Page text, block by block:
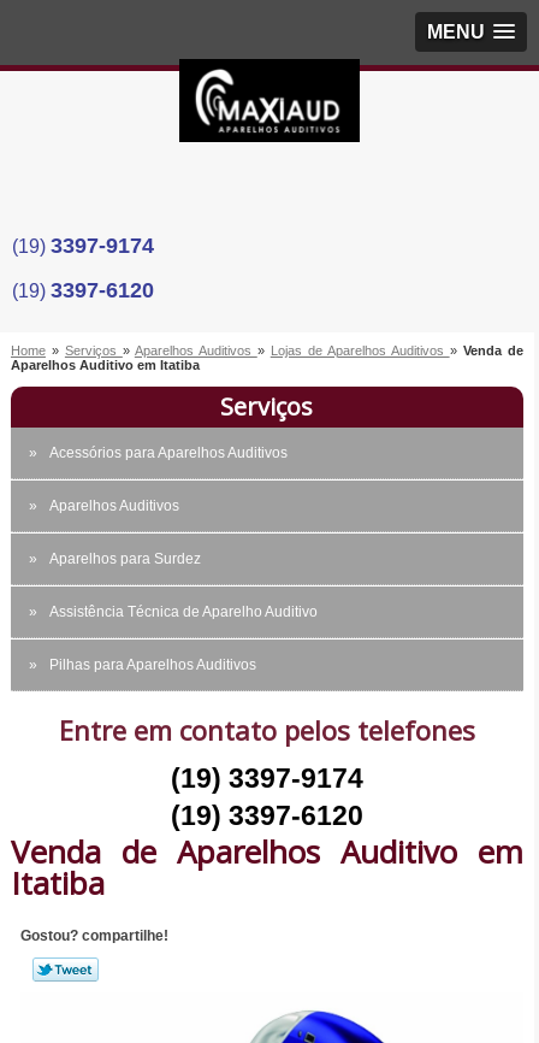
MENU
(19) 3397-9174
(19) 3397-6120
Home » Serviços » Aparelhos Auditivos » Lojas de Aparelhos Auditivos » Venda de
Aparelhos Auditivo em Itatiba
Serviços
Acessórios para Aparelhos Auditivos
Aparelhos Auditivos
Aparelhos para Surdez
Assistência Técnica de Aparelho Auditivo
Pilhas para Aparelhos Auditivos
Entre em contato pelos telefones
(19) 3397-9174
(19) 3397-6120
Venda de Aparelhos Auditivo em
Itatiba
Gostou? compartilhe!